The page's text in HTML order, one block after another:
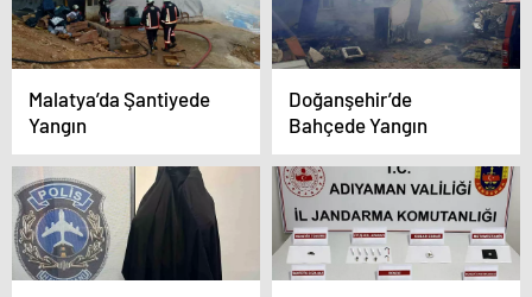
Malatya’da Şantiyede
Yangın
Doğanşehir’de
Bahçede Yangın